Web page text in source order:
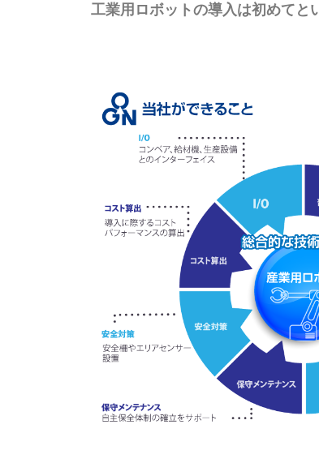
工業用ロボットの導入は初めてと